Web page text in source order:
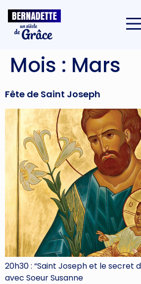
Mois : Mars
Fête de Saint Joseph
20h30 : “Saint Joseph et le secret
avec Soeur Susanne